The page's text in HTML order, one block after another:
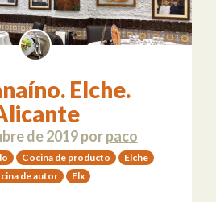
Elche.
de 2019porpaco
Cocina de producto
Elche
de autor
Elx